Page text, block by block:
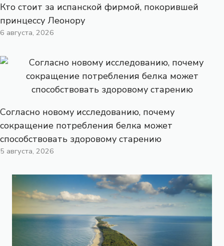
Кто стоит за испанской фирмой, покорившей
принцессу Леонору
6 августа, 2026
Согласно новому исследованию, почему
сокращение потребления белка может
способствовать здоровому старению
5 августа, 2026